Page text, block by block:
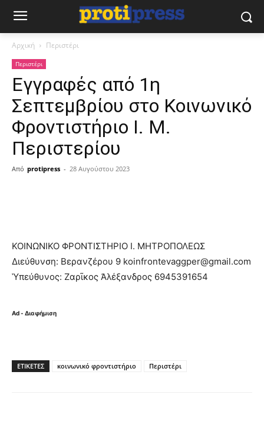
Αρχική Περιστέρι
Περιστέρι
Εγγραφές από 1η
Σεπτεμβρίου στο Κοινωνικό
Φροντιστήριο Ι. Μ.
Περιστερίου
Από protipress - 28 Αυγούστου 2023
ΚΟΙΝΩΝΙΚΟ ΦΡΟΝΤΙΣΤΗΡΙΟ Ι. ΜΗΤΡΟΠΟΛΕΩΣ
Διεύθυνση: Βερανζέρου 9 koinfrontevaggper@gmail.com
Ὑπεύθυνος: Ζαρῖκος Ἀλέξανδρος 6945391654
Ad - Διαφήμιση
ΕΤΙΚΈΤΕΣ κοινωνικό φροντιστήριο Περιστέρι